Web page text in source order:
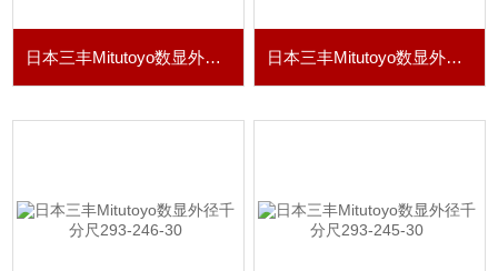
日本三丰Mitutoyo数显外径千分尺293-235-30 日本三丰Mitutoyo数显外径千分尺293-234-30